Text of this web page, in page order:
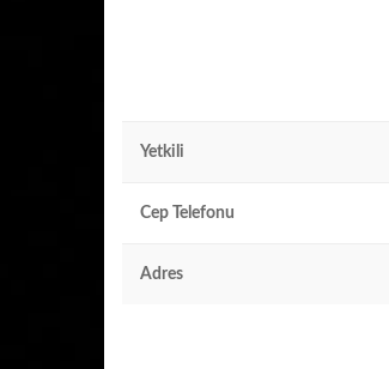
Yetkili
Cep Telefonu
Adres